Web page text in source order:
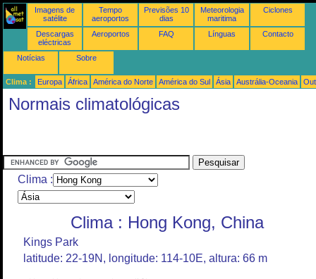
Imagens de
satélite
Tempo
aeroportos
Previsões 10
dias
Meteorologia
maritima
Ciclones
Descargas
eléctricas
Aeroportos FAQ Línguas Contacto
Notícias Sobre
Clima : Europa África América do Norte América do Sul Ásia Austrália-Oceania
Normais climatológicas
Clima :
Clima : Hong Kong, China
Kings Park
latitude: 22-19N, longitude: 114-10E, altura: 66 m